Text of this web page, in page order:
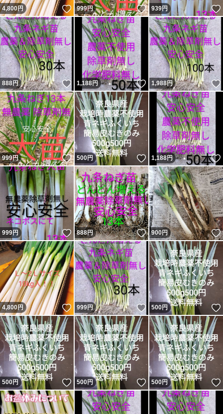
4,800円 いいね！
999円 いいね！
939円
888円 いいね！
1,188円 いいね！
1,988円
999円 いいね！
500円 いいね！
1,188円
999円 いいね！
888円 いいね！
900円
4,800円 いいね！
999円 いいね！
500円
500円 いいね！
500円 いいね！
500円